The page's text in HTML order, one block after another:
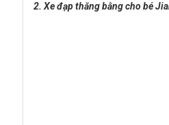
2. Xe đạp thăng bằng cho bé